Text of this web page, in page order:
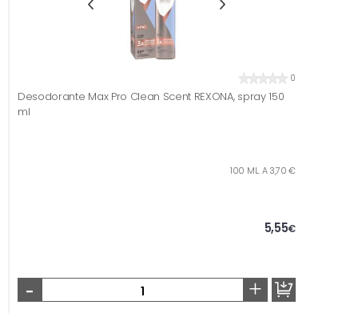
0
Desodorante Max Pro Clean Scent REXONA, spray 150
ml
100 ML. A 3,70 €
5,55€
- +